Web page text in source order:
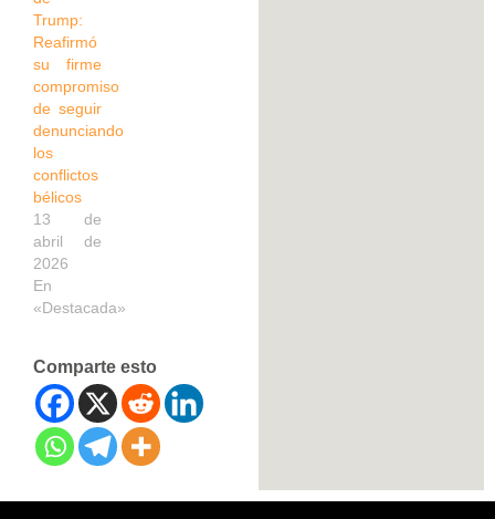
Trump:
Reafirmó
su firme
compromiso
de seguir
denunciando
los
conflictos
bélicos
13 de
abril de
2026
En
«Destacada»
Comparte esto